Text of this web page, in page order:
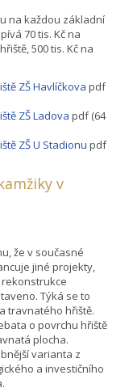
na každou základní
70 tis. Kč na
500 tis. Kč na
ZŠ Havlíčkova pdf
ZŠ Ladova pdf (64
ZŠ U Stadionu pdf
v
že v současné
jiné projekty,
Týká se to
travnatého hřiště.
o povrchu hřiště
plocha.
varianta z
a investičního